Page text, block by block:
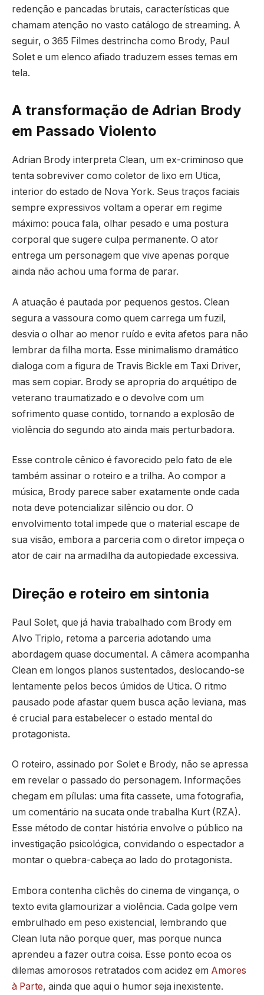
redenção e pancadas brutais, características que
chamam atenção no vasto catálogo de streaming. A
seguir, o 365 Filmes destrincha como Brody, Paul
Solet e um elenco afiado traduzem esses temas em
tela.
A transformação de Adrian Brody
em Passado Violento
Adrian Brody interpreta Clean, um ex-criminoso que
tenta sobreviver como coletor de lixo em Utica,
interior do estado de Nova York. Seus traços faciais
sempre expressivos voltam a operar em regime
máximo: pouca fala, olhar pesado e uma postura
corporal que sugere culpa permanente. O ator
entrega um personagem que vive apenas porque
ainda não achou uma forma de parar.
A atuação é pautada por pequenos gestos. Clean
segura a vassoura como quem carrega um fuzil,
desvia o olhar ao menor ruído e evita afetos para não
lembrar da filha morta. Esse minimalismo dramático
dialoga com a figura de Travis Bickle em Taxi Driver,
mas sem copiar. Brody se apropria do arquétipo de
veterano traumatizado e o devolve com um
sofrimento quase contido, tornando a explosão de
violência do segundo ato ainda mais perturbadora.
Esse controle cênico é favorecido pelo fato de ele
também assinar o roteiro e a trilha. Ao compor a
música, Brody parece saber exatamente onde cada
nota deve potencializar silêncio ou dor. O
envolvimento total impede que o material escape de
sua visão, embora a parceria com o diretor impeça o
ator de cair na armadilha da autopiedade excessiva.
Direção e roteiro em sintonia
Paul Solet, que já havia trabalhado com Brody em
Alvo Triplo, retoma a parceria adotando uma
abordagem quase documental. A câmera acompanha
Clean em longos planos sustentados, deslocando-se
lentamente pelos becos úmidos de Utica. O ritmo
pausado pode afastar quem busca ação leviana, mas
é crucial para estabelecer o estado mental do
protagonista.
O roteiro, assinado por Solet e Brody, não se apressa
em revelar o passado do personagem. Informações
chegam em pílulas: uma fita cassete, uma fotografia,
um comentário na sucata onde trabalha Kurt (RZA).
Esse método de contar história envolve o público na
investigação psicológica, convidando o espectador a
montar o quebra-cabeça ao lado do protagonista.
Embora contenha clichês do cinema de vingança, o
texto evita glamourizar a violência. Cada golpe vem
embrulhado em peso existencial, lembrando que
Clean luta não porque quer, mas porque nunca
aprendeu a fazer outra coisa. Esse ponto ecoa os
dilemas amorosos retratados com acidez em Amores
à Parte, ainda que aqui o humor seja inexistente.